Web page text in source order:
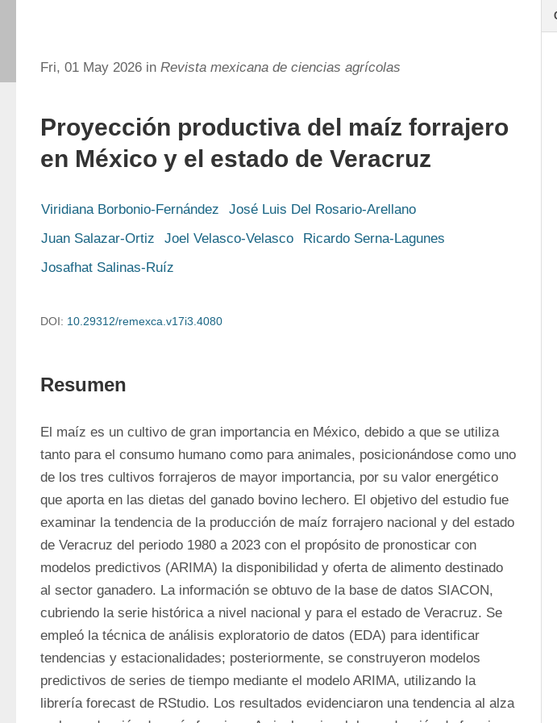
Fri, 01 May 2026 in Revista mexicana de ciencias agrícolas
Proyección productiva del maíz forrajero
en México y el estado de Veracruz
Viridiana Borbonio-Fernández
José Luis Del Rosario-Arellano
Juan Salazar-Ortiz
Joel Velasco-Velasco
Ricardo Serna-Lagunes
Josafhat Salinas-Ruíz
DOI: 10.29312/remexca.v17i3.4080
Resumen
El maíz es un cultivo de gran importancia en México, debido a que se utiliza
tanto para el consumo humano como para animales, posicionándose como uno
de los tres cultivos forrajeros de mayor importancia, por su valor energético
que aporta en las dietas del ganado bovino lechero. El objetivo del estudio fue
examinar la tendencia de la producción de maíz forrajero nacional y del estado
de Veracruz del periodo 1980 a 2023 con el propósito de pronosticar con
modelos predictivos (ARIMA) la disponibilidad y oferta de alimento destinado
al sector ganadero. La información se obtuvo de la base de datos SIACON,
cubriendo la serie histórica a nivel nacional y para el estado de Veracruz. Se
empleó la técnica de análisis exploratorio de datos (EDA) para identificar
tendencias y estacionalidades; posteriormente, se construyeron modelos
predictivos de series de tiempo mediante el modelo ARIMA, utilizando la
librería forecast de RStudio. Los resultados evidenciaron una tendencia al alza